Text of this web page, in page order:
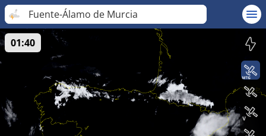
Fuente-Álamo de Murcia
01:40